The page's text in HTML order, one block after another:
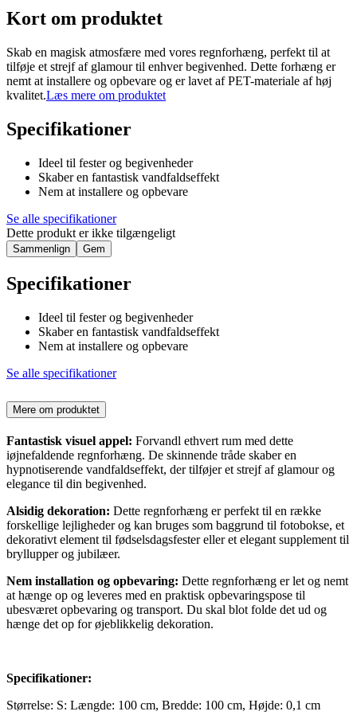
Kort om produktet
Skab en magisk atmosfære med vores regnforhæng, perfekt til at
tilføje et strejf af glamour til enhver begivenhed. Dette forhæng er
nemt at installere og opbevare og er lavet af PET-materiale af høj
kvalitet.Læs mere om produktet
Specifikationer
Ideel til fester og begivenheder
Skaber en fantastisk vandfaldseffekt
Nem at installere og opbevare
Se alle specifikationer
Dette produkt er ikke tilgængeligt
Sammenlign Gem
Specifikationer
Ideel til fester og begivenheder
Skaber en fantastisk vandfaldseffekt
Nem at installere og opbevare
Se alle specifikationer
Mere om produktet
Fantastisk visuel appel: Forvandl ethvert rum med dette
iøjnefaldende regnforhæng. De skinnende tråde skaber en
hypnotiserende vandfaldseffekt, der tilføjer et strejf af glamour og
elegance til din begivenhed.
Alsidig dekoration: Dette regnforhæng er perfekt til en række
forskellige lejligheder og kan bruges som baggrund til fotobokse, et
dekorativt element til fødselsdagsfester eller et elegant supplement til
bryllupper og jubilæer.
Nem installation og opbevaring: Dette regnforhæng er let og nemt
at hænge op og leveres med en praktisk opbevaringspose til
ubesværet opbevaring og transport. Du skal blot folde det ud og
hænge det op for øjeblikkelig dekoration.
Specifikationer:
Størrelse: S: Længde: 100 cm, Bredde: 100 cm, Højde: 0,1 cm